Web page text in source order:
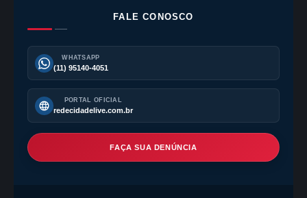
FALE CONOSCO
WHATSAPP
(11) 95140-4051
PORTAL OFICIAL
redecidadelive.com.br
FAÇA SUA DENÚNCIA